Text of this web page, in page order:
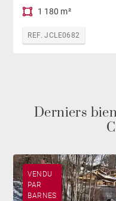
1 180 m²
REF. JCLE0682
Derniers
VENDU
PAR
BARNES